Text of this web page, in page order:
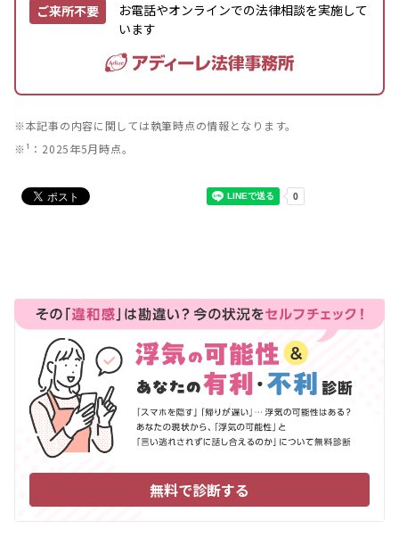
ご来所不要
お電話やオンラインでの法律相談を実施して
います
※本記事の内容に関しては執筆時点の情報となります。
※¹：2025年5月時点。
無料で診断する